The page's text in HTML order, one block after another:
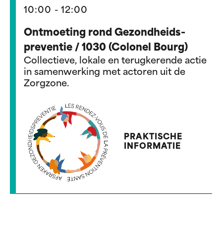
10:00 - 12:00
Ontmoeting rond Gezondheids-
preventie / 1030 (Colonel Bourg)
Collectieve, lokale en terugkerende actie
in samenwerking met actoren uit de
Zorgzone.
PRAKTISCHE
INFORMATIE